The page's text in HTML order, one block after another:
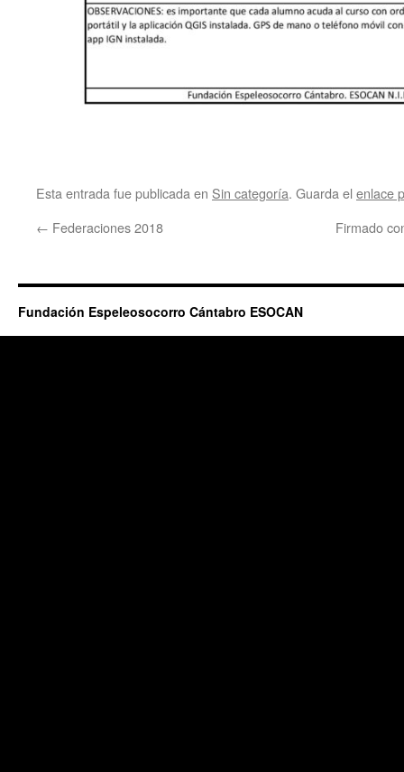
Esta entrada fue publicada en Sin categoría. Guarda el enlace
← Federaciones 2018 Firmado
Fundación Espeleosocorro Cántabro ESOCAN